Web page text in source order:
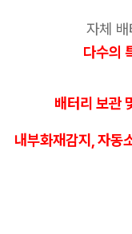
자체
다수의
배터리 보관
내부화재감지, 자동